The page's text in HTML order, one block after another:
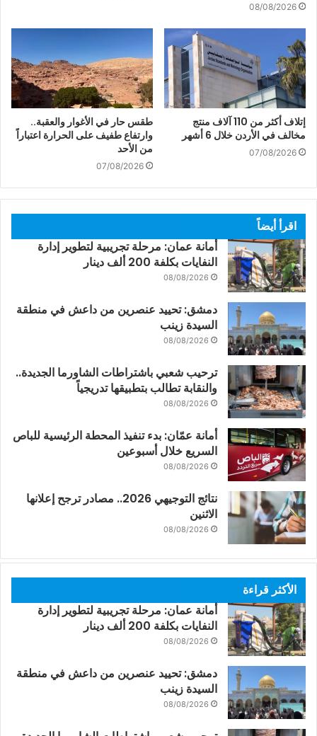
08/08/2026
إتلاف أكثر من 110 آلاف منتج
مخالف في الأردن خلال 6 أشهر
07/08/2026
طقس حار في الأغوار والعقبة..
وارتفاع طفيف على الحرارة اعتباراً
من الأحد
07/08/2026
اقرأ أيضاً
أمانة عمان: مرحلة تجريبية لتطوير إدارة
النفايات بكلفة 200 ألف دينار
08/08/2026
دمشق: تحييد عنصرين من داعش في منطقة
السيدة زينب
08/08/2026
ترحيب شعبي باشتراطات الشاورما الجديدة..
والنقابة تطالب بتطبيقها تدريجياً
08/08/2026
أمانة عمّان: بدء تنفيذ المحطة الرئيسية للباص
السريع خلال أسبوعين
08/08/2026
نتائج التوجيهي 2026.. مصادر ترجح إعلانها
الاثنين
08/08/2026
الأكثر قراءة
أمانة عمان: مرحلة تجريبية لتطوير إدارة
النفايات بكلفة 200 ألف دينار
08/08/2026
دمشق: تحييد عنصرين من داعش في منطقة
السيدة زينب
08/08/2026